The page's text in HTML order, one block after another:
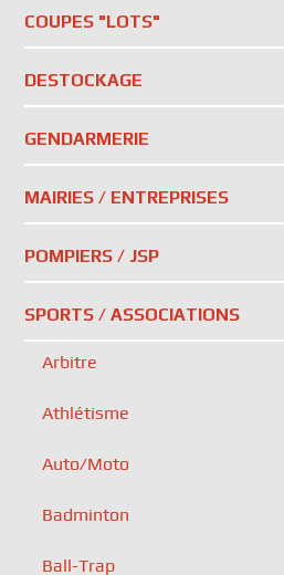
COUPES "LOTS"
DESTOCKAGE
GENDARMERIE
MAIRIES / ENTREPRISES
POMPIERS / JSP
SPORTS / ASSOCIATIONS
Arbitre
Athlétisme
Auto/Moto
Badminton
Ball-Trap